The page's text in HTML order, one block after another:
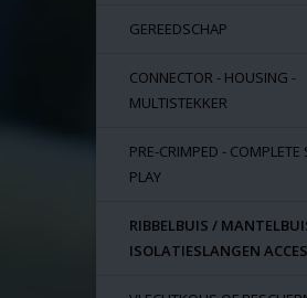
GEREEDSCHAP
CONNECTOR - HOUSING -
MULTISTEKKER
PRE-CRIMPED - COMPLETE
PLAY
RIBBELBUIS /
ISOLATIESLANGEN